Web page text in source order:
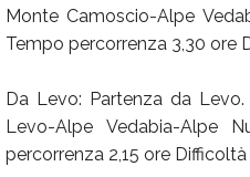
Monte Camoscio-Alpe
Tempo percorrenza 3,30 ore
Da Levo: Partenza da
Levo-Alpe Vedabia-Alpe
percorrenza 2,15 ore Difficoltà